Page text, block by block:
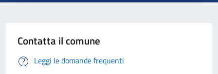
Contatta il comune
Leggi le domande frequenti